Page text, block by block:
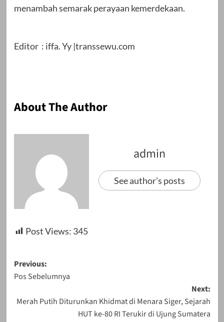
menambah semarak perayaan kemerdekaan.
Editor : iffa. Yy |transsewu.com
About The Author
admin
See author's posts
Post Views: 345
Post
navigation
Previous:
Pos Sebelumnya
Next:
Merah Putih Diturunkan Khidmat di Menara Siger, Sejarah
HUT ke-80 RI Terukir di Ujung Sumatera